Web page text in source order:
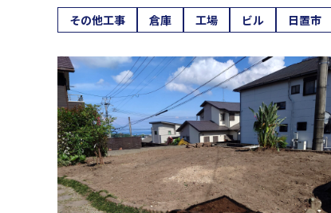
その他工事 倉庫 工場 ビル 日置市